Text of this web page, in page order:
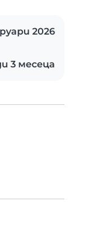
2026
3 месеца